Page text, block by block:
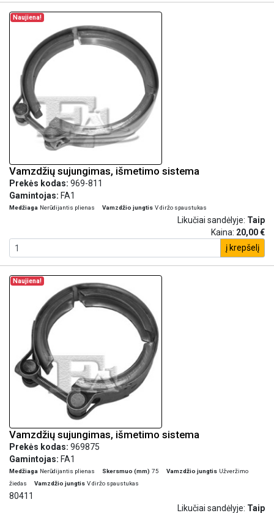
Naujiena!
Vamzdžių sujungimas, išmetimo sistema
Prekės kodas: 969-811
Gamintojas: FA1
Medžiaga Nerūdijantis plienas Vamzdžio jungtis V diržo spaustukas
Likučiai sandėlyje: Taip
Kaina: 20,00 €
į krepšelį
Naujiena!
Vamzdžių sujungimas, išmetimo sistema
Prekės kodas: 969875
Gamintojas: FA1
Medžiaga Nerūdijantis plienas Skersmuo (mm) 75 Vamzdžio jungtis Užveržimo
žiedas
Vamzdžio jungtis V diržo spaustukas
80411
Likučiai sandėlyje: Taip